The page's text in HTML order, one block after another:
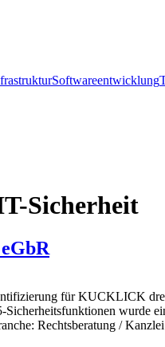
Softwareentwicklung
Sicherheit
für KUCKLICK
wurde
Rechtsberatung /